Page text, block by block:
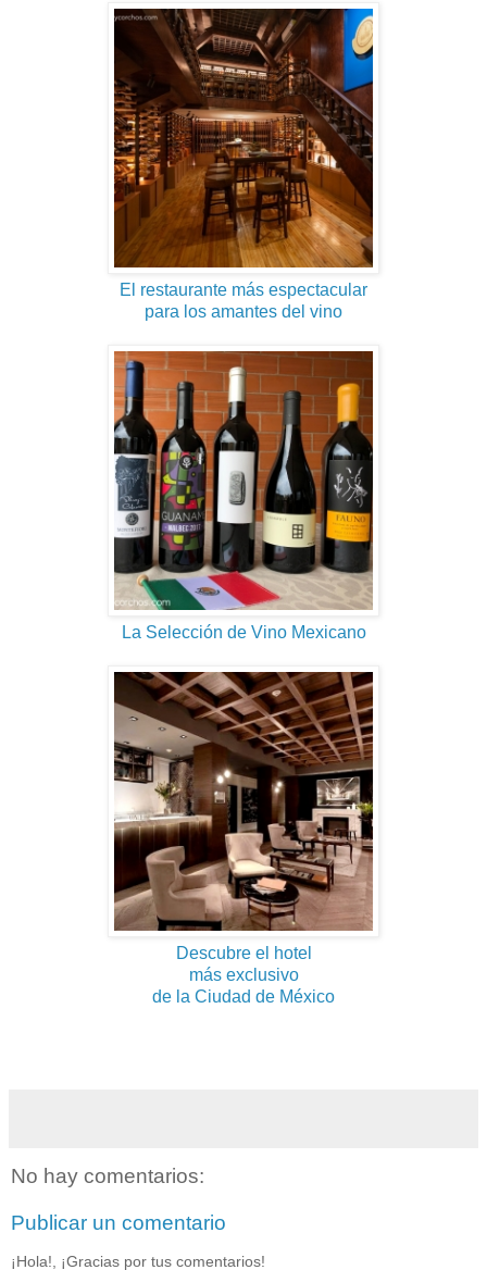
El restaurante más espectacular
para los amantes del vino
La Selección de Vino Mexicano
Descubre el hotel
más exclusivo
de la Ciudad de México
No hay comentarios:
Publicar un comentario
¡Hola!, ¡Gracias por tus comentarios!